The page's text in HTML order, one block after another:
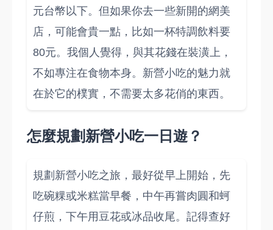
元台幣以下。但如果你去一些新開的網美
店，可能會貴一點，比如一杯特調飲料要
80元。我個人覺得，與其花錢在裝潢上，
不如專注在食物本身。新營小吃的魅力就
在於它的樸實，不需要太多花俏的東西。
怎麼規劃新營小吃一日遊？
規劃新營小吃之旅，最好從早上開始，先
吃碗粿或米糕當早餐，中午再嘗肉圓和蚵
仔煎，下午用豆花或冰品收尾。記得查好